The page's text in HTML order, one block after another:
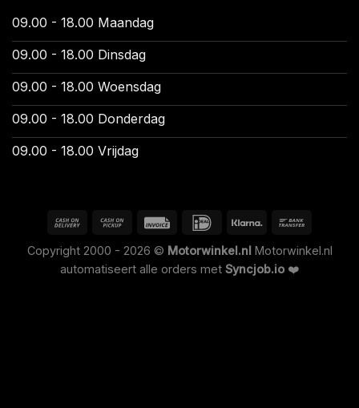
09.00 - 18.00 Maandag
09.00 - 18.00 Dinsdag
09.00 - 18.00 Woensdag
09.00 - 18.00 Donderdag
09.00 - 18.00 Vrijdag
Copyright 2000 - 2026 © Motorwinkel.nl Motorwinkel.nl
automatiseert alle orders met Syncjob.io ❤️